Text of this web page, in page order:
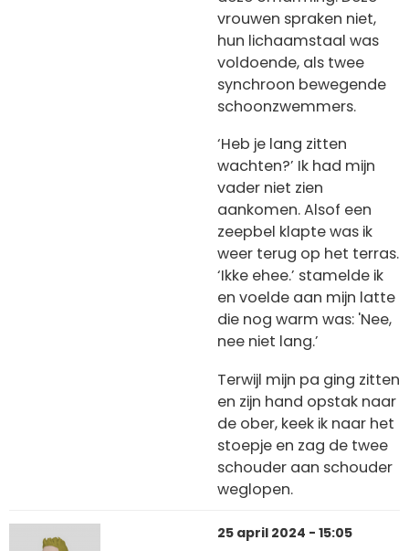
vrouwen spraken niet,
hun lichaamstaal was
voldoende, als twee
synchroon bewegende
schoonzwemmers.
‘Heb je lang zitten
wachten?’ Ik had mijn
vader niet zien
aankomen. Alsof een
zeepbel klapte was ik
weer terug op het terras.
‘Ikke ehee.’ stamelde ik
en voelde aan mijn latte
die nog warm was: 'Nee,
nee niet lang.’
Terwijl mijn pa ging zitten
en zijn hand opstak naar
de ober, keek ik naar het
stoepje en zag de twee
schouder aan schouder
weglopen.
25 april 2024 - 15:05